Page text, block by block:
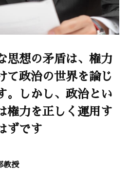
思想の矛盾は、権力
て政治の世界を論じ
。しかし、政治とい
権力を正しく運用す
ずです
教授